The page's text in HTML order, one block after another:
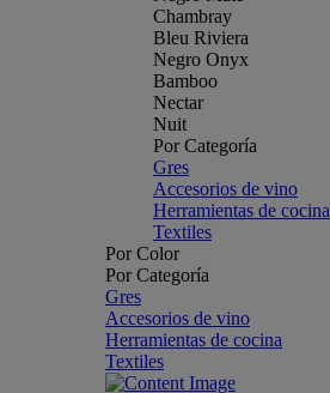
Chambray
Bleu Riviera
Negro Onyx
Bamboo
Nectar
Nuit
Por Categoría
Gres
Accesorios de vino
Herramientas de cocina
Textiles
Por Color
Por Categoría
Gres
Accesorios de vino
Herramientas de cocina
Textiles